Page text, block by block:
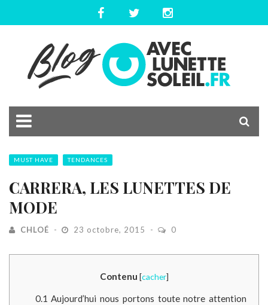
MUST HAVE TENDANCES
CARRERA, LES LUNETTES DE
MODE
CHLOÉ 23 octobre, 2015 0
Contenu [cacher]
0.1 Aujourd’hui nous portons toute notre attention